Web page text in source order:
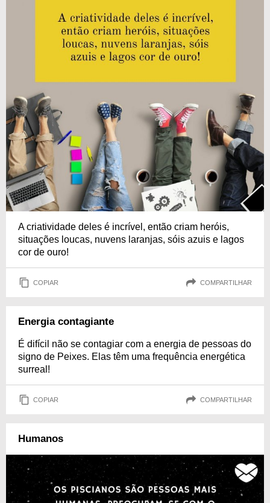
A criatividade deles é incrível, então criam heróis,
situações loucas, nuvens laranjas, sóis azuis e lagos
cor de ouro!
COPIAR COMPARTILHAR
Energia contagiante
É difícil não se contagiar com a energia de pessoas do
signo de Peixes. Elas têm uma frequência energética
surreal!
COPIAR COMPARTILHAR
Humanos